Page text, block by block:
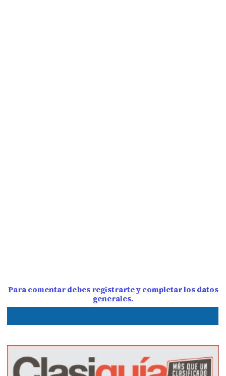
Para comentar debes registrarte y completar los datos
generales.